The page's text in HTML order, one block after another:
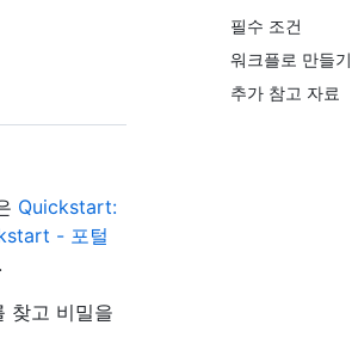
필수 조건
워크플로 만들기
추가 참고 자료
Quickstart:
- 포털
찾고 비밀을